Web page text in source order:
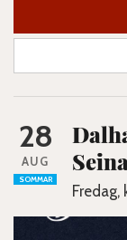
28
AUG
SOMMAR